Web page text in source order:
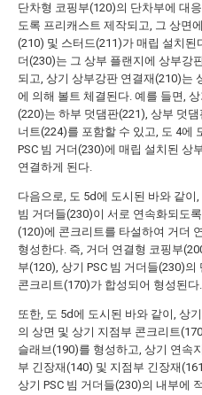
단차형 코핑부(120)의 단차부에 대
도록 프리캐스트 제작되고, 그 상면
(210) 및 스터드(211)가 매립 설치된
더(230)는 그 상부 플랜지에 상부강
되고, 상기 상부강판 연결재(210)는
에 의해 볼트 체결된다. 예를 들면,
(220)는 하부 덧댐판(221), 상부 덧
너트(224)를 포함할 수 있고, 도 4에
PSC 빔 거더(230)에 매립 설치된 상
연결하게 된다.
다음으로, 도 5d에 도시된 바와 같이
빔 거더들(230)이 서로 연속화되도
(120)에 콘크리트를 타설하여 거더
형성한다. 즉, 거더 연결형 코핑부
부(120), 상기 PSC 빔 거더들(230)의
콘크리트(170)가 합성되어 형성된다.
또한, 도 5d에 도시된 바와 같이, 상
의 상면 및 상기 지점부 콘크리트
슬래브(190)를 형성하고, 상기 연속
부 긴장재(140) 및 지점부 긴장재
상기 PSC 빔 거더들(230)의 내부에